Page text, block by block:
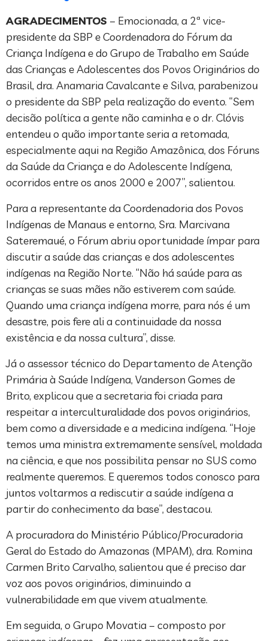
AGRADECIMENTOS – Emocionada, a 2ª vice-
presidente da SBP e Coordenadora do Fórum da
Criança Indígena e do Grupo de Trabalho em Saúde
das Crianças e Adolescentes dos Povos Originários do
Brasil, dra. Anamaria Cavalcante e Silva, parabenizou
o presidente da SBP pela realização do evento. “Sem
decisão política a gente não caminha e o dr. Clóvis
entendeu o quão importante seria a retomada,
especialmente aqui na Região Amazônica, dos Fóruns
da Saúde da Criança e do Adolescente Indígena,
ocorridos entre os anos 2000 e 2007”, salientou.
Para a representante da Coordenadoria dos Povos
Indígenas de Manaus e entorno, Sra. Marcivana
Sateremaué, o Fórum abriu oportunidade ímpar para
discutir a saúde das crianças e dos adolescentes
indígenas na Região Norte. “Não há saúde para as
crianças se suas mães não estiverem com saúde.
Quando uma criança indígena morre, para nós é um
desastre, pois fere ali a continuidade da nossa
existência e da nossa cultura”, disse.
Já o assessor técnico do Departamento de Atenção
Primária à Saúde Indígena, Vanderson Gomes de
Brito, explicou que a secretaria foi criada para
respeitar a interculturalidade dos povos originários,
bem como a diversidade e a medicina indígena. “Hoje
temos uma ministra extremamente sensível, moldada
na ciência, e que nos possibilita pensar no SUS como
realmente queremos. E queremos todos conosco para
juntos voltarmos a rediscutir a saúde indígena a
partir do conhecimento da base”, destacou.
A procuradora do Ministério Público/Procuradoria
Geral do Estado do Amazonas (MPAM), dra. Romina
Carmen Brito Carvalho, salientou que é preciso dar
voz aos povos originários, diminuindo a
vulnerabilidade em que vivem atualmente.
Em seguida, o Grupo Movatia – composto por